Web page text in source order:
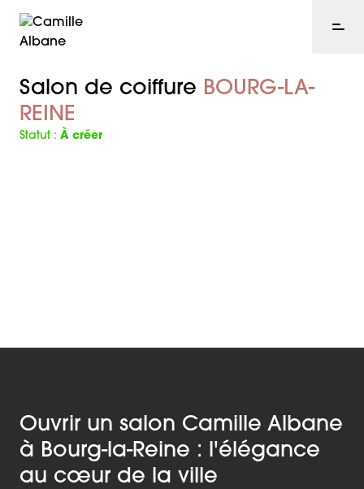
Salon de coiffure BOURG-LA-
REINE
Statut : À créer
Ouvrir un salon Camille Albane
à Bourg-la-Reine : l'élégance
au cœur de la ville